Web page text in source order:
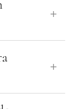
por